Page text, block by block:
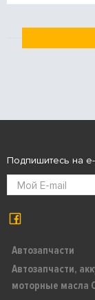
Автозапчасти
Автозапчасти,
моторные масла
Подпишитесь на